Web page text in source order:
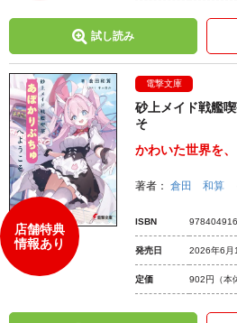
試し読み
店舗特典
情報あり
電撃文庫
砂上メイド戦艦
そ
かわいた世界を
著者： 倉田 和算
ISBN
発売日 2026年6月
定価 902円 （本